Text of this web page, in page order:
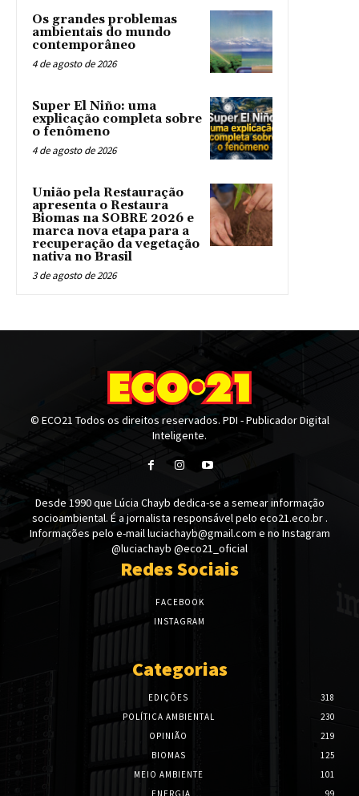
Os grandes problemas
ambientais do mundo
contemporâneo
4 de agosto de 2026
Super El Niño: uma
explicação completa sobre
o fenômeno
4 de agosto de 2026
União pela Restauração
apresenta o Restaura
Biomas na SOBRE 2026 e
marca nova etapa para a
recuperação da vegetação
nativa no Brasil
3 de agosto de 2026
© ECO21 Todos os direitos reservados. PDI - Publicador Digital
Inteligente.
Desde 1990 que Lúcia Chayb dedica-se a semear informação
socioambiental. É a jornalista responsável pelo eco21.eco.br .
Informações pelo e-mail luciachayb@gmail.com e no Instagram
@luciachayb @eco21_oficial
Redes Sociais
FACEBOOK
INSTAGRAM
Categorias
EDIÇÕES
318
POLÍTICA AMBIENTAL
230
OPINIÃO
219
BIOMAS
125
MEIO AMBIENTE
101
ENERGIA
99